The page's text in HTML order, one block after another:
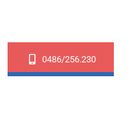
0486/256.230